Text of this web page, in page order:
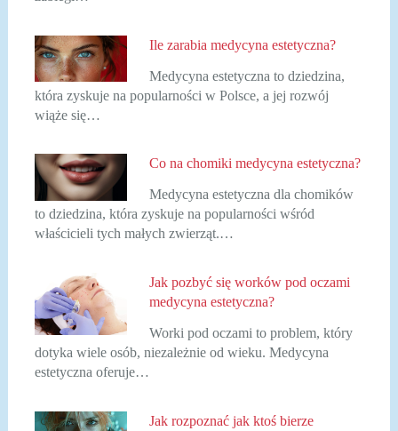
Ile zarabia medycyna estetyczna?
Medycyna estetyczna to dziedzina,
która zyskuje na popularności w Polsce, a jej rozwój
wiąże się…
Co na chomiki medycyna estetyczna?
Medycyna estetyczna dla chomików
to dziedzina, która zyskuje na popularności wśród
właścicieli tych małych zwierząt.…
Jak pozbyć się worków pod oczami
medycyna estetyczna?
Worki pod oczami to problem, który
dotyka wiele osób, niezależnie od wieku. Medycyna
estetyczna oferuje…
Jak rozpoznać jak ktoś bierze